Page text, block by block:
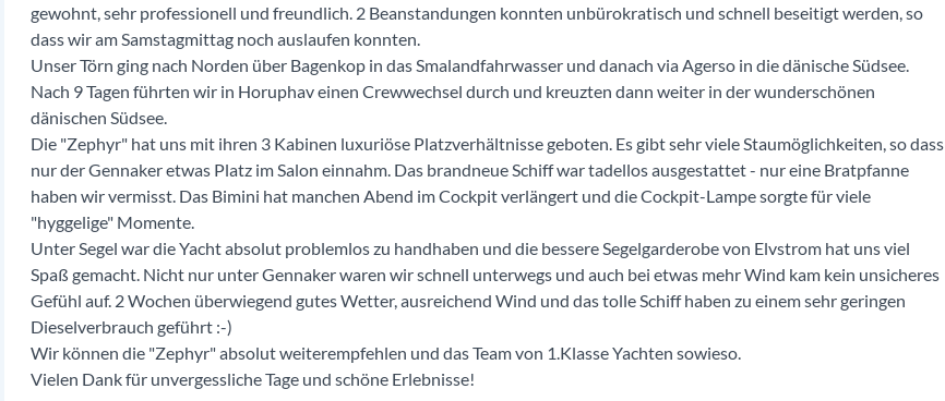
gewohnt, sehr professionell und freundlich. 2 Beanstandungen konnten unbürokratisch und schnell beseitigt werden, so
dass wir am Samstagmittag noch auslaufen konnten.
Unser Törn ging nach Norden über Bagenkop in das Smalandfahrwasser und danach via Agerso in die dänische Südsee.
Nach 9 Tagen führten wir in Horuphav einen Crewwechsel durch und kreuzten dann weiter in der wunderschönen
dänischen Südsee.
Die "Zephyr" hat uns mit ihren 3 Kabinen luxuriöse Platzverhältnisse geboten. Es gibt sehr viele Staumöglichkeiten, so dass
nur der Gennaker etwas Platz im Salon einnahm. Das brandneue Schiff war tadellos ausgestattet - nur eine Bratpfanne
haben wir vermisst. Das Bimini hat manchen Abend im Cockpit verlängert und die Cockpit-Lampe sorgte für viele
"hyggelige" Momente.
Unter Segel war die Yacht absolut problemlos zu handhaben und die bessere Segelgarderobe von Elvstrom hat uns viel
Spaß gemacht. Nicht nur unter Gennaker waren wir schnell unterwegs und auch bei etwas mehr Wind kam kein unsicheres
Gefühl auf. 2 Wochen überwiegend gutes Wetter, ausreichend Wind und das tolle Schiff haben zu einem sehr geringen
Dieselverbrauch geführt :-)
Wir können die "Zephyr" absolut weiterempfehlen und das Team von 1.Klasse Yachten sowieso.
Vielen Dank für unvergessliche Tage und schöne Erlebnisse!